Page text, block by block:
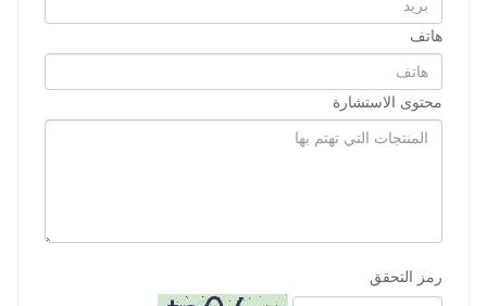
هاتف
محتوى الاستشارة
رمز التحقق